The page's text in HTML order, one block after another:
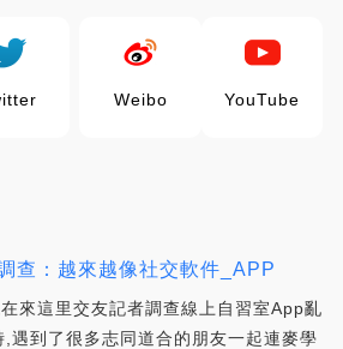
Weibo YouTube
查：越來越像社交軟件_APP
這里交友記者調查線上自習室App亂
到了很多志同道合的朋友一起連麥學